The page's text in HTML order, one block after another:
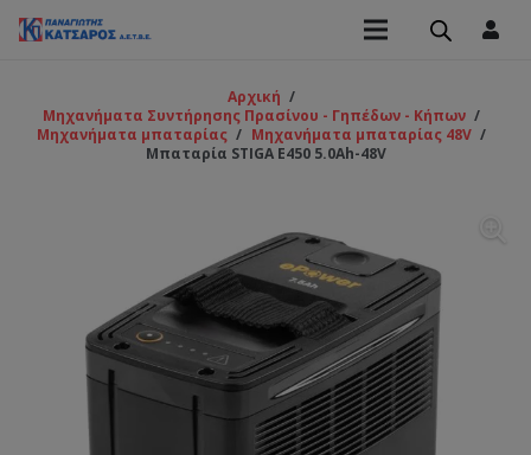
Αρχική /
Μηχανήματα Συντήρησης Πρασίνου - Γηπέδων - Κήπων /
Μηχανήματα μπαταρίας / Μηχανήματα μπαταρίας 48V /
Μπαταρία STIGA Ε450 5.0Ah-48V